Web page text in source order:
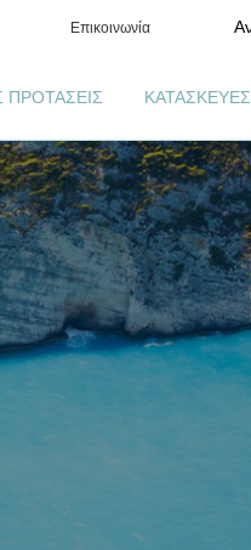
Επικοινωνία
ΠΡΟΤΑΣΕΙΣ ΚΑΤΑΣΚΕΥΕΣ